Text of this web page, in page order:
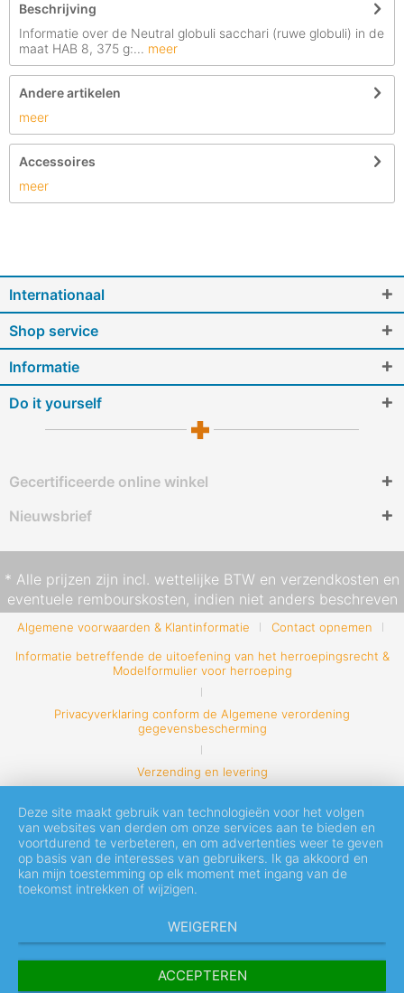
Beschrijving
Informatie over de Neutral globuli sacchari (ruwe globuli) in de
maat HAB 8, 375 g:... meer
Andere artikelen
meer
Accessoires
meer
Internationaal
Shop service
Informatie
Do it yourself
Gecertificeerde online winkel
Nieuwsbrief
* Alle prijzen zijn incl. wettelijke BTW en verzendkosten en
eventuele rembourskosten, indien niet anders beschreven
Algemene voorwaarden & Klantinformatie
Contact opnemen
Informatie betreffende de uitoefening van het herroepingsrecht &
Modelformulier voor herroeping
Privacyverklaring conform de Algemene verordening
gegevensbescherming
Verzending en levering
Deze site maakt gebruik van technologieën voor het volgen
van websites van derden om onze services aan te bieden en
voortdurend te verbeteren, en om advertenties weer te geven
op basis van de interesses van gebruikers. Ik ga akkoord en
kan mijn toestemming op elk moment met ingang van de
toekomst intrekken of wijzigen.
WEIGEREN
ACCEPTEREN